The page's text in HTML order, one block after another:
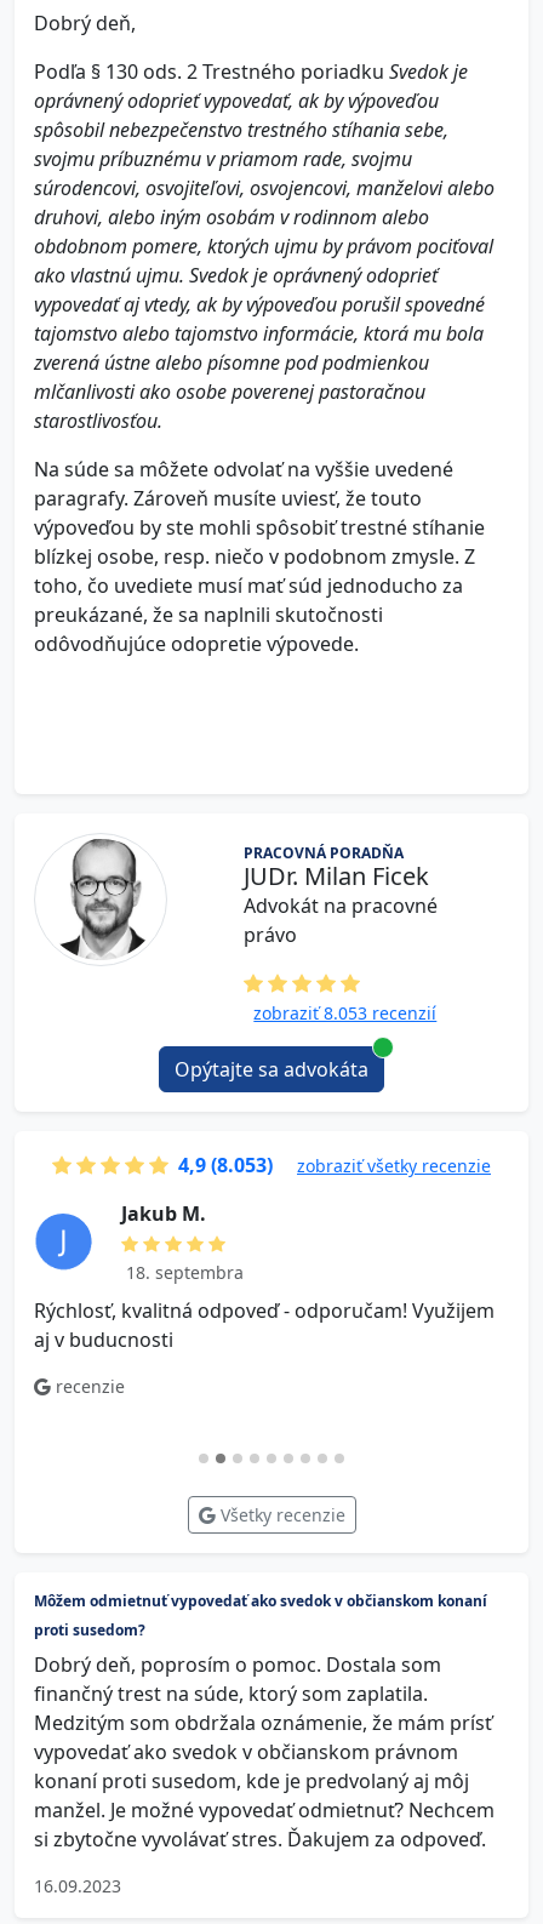
Dobrý deň,
Podľa § 130 ods. 2 Trestného poriadku Svedok je
oprávnený odoprieť vypovedať, ak by výpoveďou
spôsobil nebezpečenstvo trestného stíhania sebe,
svojmu príbuznému v priamom rade, svojmu
súrodencovi, osvojiteľovi, osvojencovi, manželovi alebo
druhovi, alebo iným osobám v rodinnom alebo
obdobnom pomere, ktorých ujmu by právom pociťoval
ako vlastnú ujmu. Svedok je oprávnený odoprieť
vypovedať aj vtedy, ak by výpoveďou porušil spovedné
tajomstvo alebo tajomstvo informácie, ktorá mu bola
zverená ústne alebo písomne pod podmienkou
mlčanlivosti ako osobe poverenej pastoračnou
starostlivosťou.
Na súde sa môžete odvolať na vyššie uvedené
paragrafy. Zároveň musíte uviesť, že touto
výpoveďou by ste mohli spôsobiť trestné stíhanie
blízkej osobe, resp. niečo v podobnom zmysle. Z
toho, čo uvediete musí mať súd jednoducho za
preukázané, že sa naplnili skutočnosti
odôvodňujúce odopretie výpovede.
PRACOVNÁ PORADŇA
JUDr. Milan Ficek
Advokát na pracovné
právo
zobraziť 8.053 recenzií
Opýtajte sa advokáta
4,9 (8.053) zobraziť všetky recenzie
J a k u b M .
18. septembra
Rýchlosť, kvalitná odpoveď - odporučam! Využijem
aj v buducnosti
recenzie
Všetky recenzie
Môžem odmietnuť vypovedať ako svedok v občianskom konaní
proti susedom?
Dobrý deň, poprosím o pomoc. Dostala som
finančný trest na súde, ktorý som zaplatila.
Medzitým som obdržala oznámenie, že mám prísť
vypovedať ako svedok v občianskom právnom
konaní proti susedom, kde je predvolaný aj môj
manžel. Je možné vypovedať odmietnuť? Nechcem
si zbytočne vyvolávať stres. Ďakujem za odpoveď.
16.09.2023